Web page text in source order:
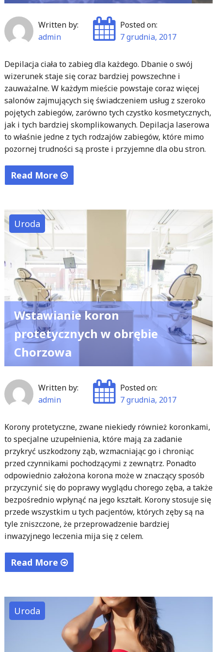
Written by:
admin
Posted on:
7 grudnia, 2017
Depilacja ciała to zabieg dla każdego. Dbanie o swój
wizerunek staje się coraz bardziej powszechne i
zauważalne. W każdym mieście powstaje coraz więcej
salonów zajmujących się świadczeniem usług z szeroko
pojętych zabiegów, zarówno tych czystko kosmetycznych,
jak i tych bardziej skomplikowanych. Depilacja laserowa
to właśnie jedne z tych rodzajów zabiegów, które mimo
pozornej trudności są proste i przyjemne dla obu stron.
Read More
depilacji"
Uroda
Wstawianie koron
protetycznych w obrębie
Chorzowa
Written by:
admin
Posted on:
7 grudnia, 2017
Korony protetyczne, zwane niekiedy również koronkami,
to specjalne uzupełnienia, które mają za zadanie
przykryć uszkodzony ząb, wzmacniając go i chroniąc
przed czynnikami pochodzącymi z zewnątrz. Ponadto
odpowiednio założona korona może w znaczący sposób
przyczynić się do poprawy wyglądu chorego zęba, a także
bezpośrednio wpłynąć na jego kształt. Korony stosuje się
przede wszystkim u tych pacjentów, których zęby są na
tyle zniszczone, że przeprowadzenie bardziej
inwazyjnego leczenia mija się z celem.
Read More
protetycznych
w
Uroda